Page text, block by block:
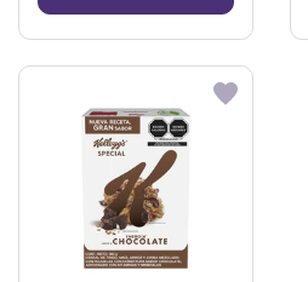
CARRITO